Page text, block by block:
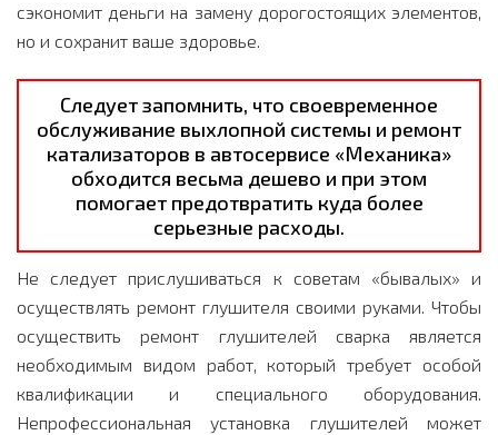
сэкономит деньги на замену дорогостоящих элементов,
но и сохранит ваше здоровье.
Следует запомнить, что своевременное
обслуживание выхлопной системы и ремонт
катализаторов в автосервисе «Механика»
обходится весьма дешево и при этом
помогает предотвратить куда более
серьезные расходы.
Не следует прислушиваться к советам «бывалых» и
осуществлять ремонт глушителя своими руками. Чтобы
осуществить ремонт глушителей сварка является
необходимым видом работ, который требует особой
квалификации и специального оборудования.
Непрофессиональная установка глушителей может